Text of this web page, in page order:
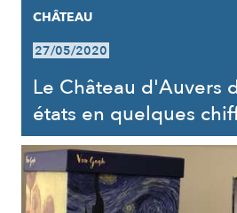
CHÂTEAU
27/05/2020
Le Château d'Auvers
états en quelques